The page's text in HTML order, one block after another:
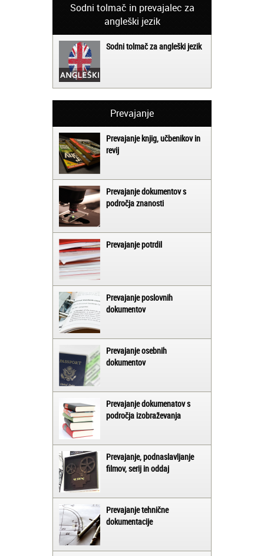
Sodni tolmač in prevajalec za
angleški jezik
Sodni tolmač za angleški jezik
Prevajanje
Prevajanje knjig, učbenikov in
revij
Prevajanje dokumentov s
področja znanosti
Prevajanje potrdil
Prevajanje poslovnih
dokumentov
Prevajanje osebnih
dokumentov
Prevajanje dokumenatov s
področja izobraževanja
Prevajanje, podnaslavljanje
filmov, serij in oddaj
Prevajanje tehnične
dokumentacije